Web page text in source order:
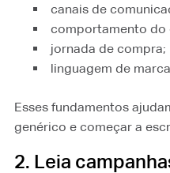
canais de
comportamento do
jornada de compra;
linguagem de marca.
Esses fundamentos
genérico e começar a
2. Leia